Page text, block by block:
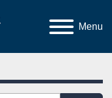
Menu